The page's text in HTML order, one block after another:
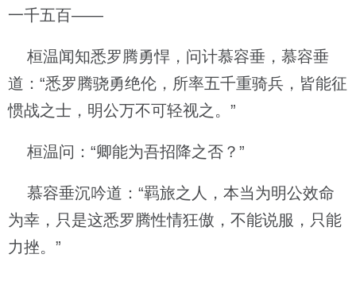
一千五百——
桓温闻知悉罗腾勇悍，问计慕容垂，慕容垂
道：“悉罗腾骁勇绝伦，所率五千重骑兵，皆能征
惯战之士，明公万不可轻视之。”
桓温问：“卿能为吾招降之否？”
慕容垂沉吟道：“羁旅之人，本当为明公效命
为幸，只是这悉罗腾性情狂傲，不能说服，只能
力挫。”